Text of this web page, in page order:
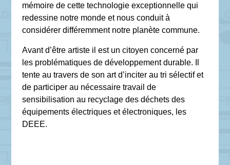
mémoire de cette technologie exceptionnelle qui
redessine notre monde et nous conduit à
considérer différemment notre planète commune.
Avant d’être artiste il est un citoyen concerné par
les problématiques de développement durable. Il
tente au travers de son art d’inciter au tri sélectif et
de participer au nécessaire travail de
sensibilisation au recyclage des déchets des
équipements électriques et électroniques, les
DEEE.